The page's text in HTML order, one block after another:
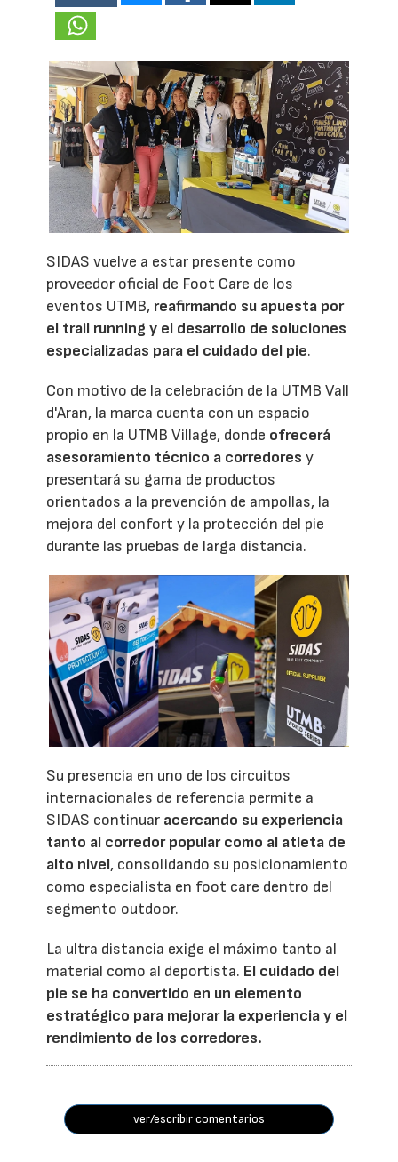
SIDAS vuelve a estar presente como
proveedor oficial de Foot Care de los
eventos UTMB, reafirmando su apuesta por
el trail running y el desarrollo de soluciones
especializadas para el cuidado del pie.
Con motivo de la celebración de la UTMB Vall
d'Aran, la marca cuenta con un espacio
propio en la UTMB Village, donde ofrecerá
asesoramiento técnico a corredores y
presentará su gama de productos
orientados a la prevención de ampollas, la
mejora del confort y la protección del pie
durante las pruebas de larga distancia.
Su presencia en uno de los circuitos
internacionales de referencia permite a
SIDAS continuar acercando su experiencia
tanto al corredor popular como al atleta de
alto nivel, consolidando su posicionamiento
como especialista en foot care dentro del
segmento outdoor.
La ultra distancia exige el máximo tanto al
material como al deportista. El cuidado del
pie se ha convertido en un elemento
estratégico para mejorar la experiencia y el
rendimiento de los corredores.
ver/escribir comentarios